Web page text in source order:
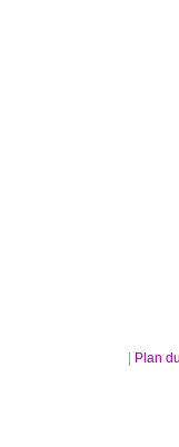
Plan